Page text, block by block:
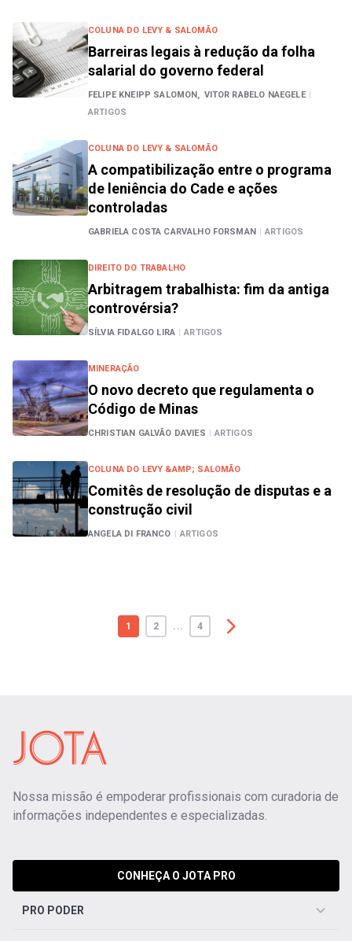
COLUNA DO LEVY & SALOMÃO
Barreiras legais à redução da folha
salarial do governo federal
FELIPE KNEIPP SALOMON, VITOR RABELO NAEGELE |
ARTIGOS
COLUNA DO LEVY & SALOMÃO
A compatibilização entre o programa
de leniência do Cade e ações
controladas
GABRIELA COSTA CARVALHO FORSMAN | ARTIGOS
DIREITO DO TRABALHO
Arbitragem trabalhista: fim da antiga
controvérsia?
SÍLVIA FIDALGO LIRA | ARTIGOS
MINERAÇÃO
O novo decreto que regulamenta o
Código de Minas
CHRISTIAN GALVÃO DAVIES | ARTIGOS
COLUNA DO LEVY &AMP; SALOMÃO
Comitês de resolução de disputas e a
construção civil
ANGELA DI FRANCO | ARTIGOS
1 2 ... 4
Nossa missão é empoderar profissionais com curadoria de
informações independentes e especializadas.
CONHEÇA O JOTA PRO
PRO PODER